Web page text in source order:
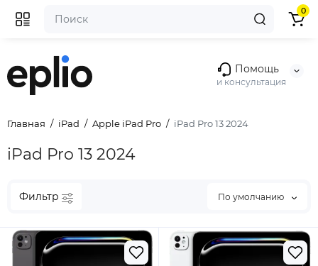
Помощь
и консультация
0
Главная iPad Apple iPad Pro iPad Pro 13 2024
iPad Pro 13 2024
Фильтр По умолчанию